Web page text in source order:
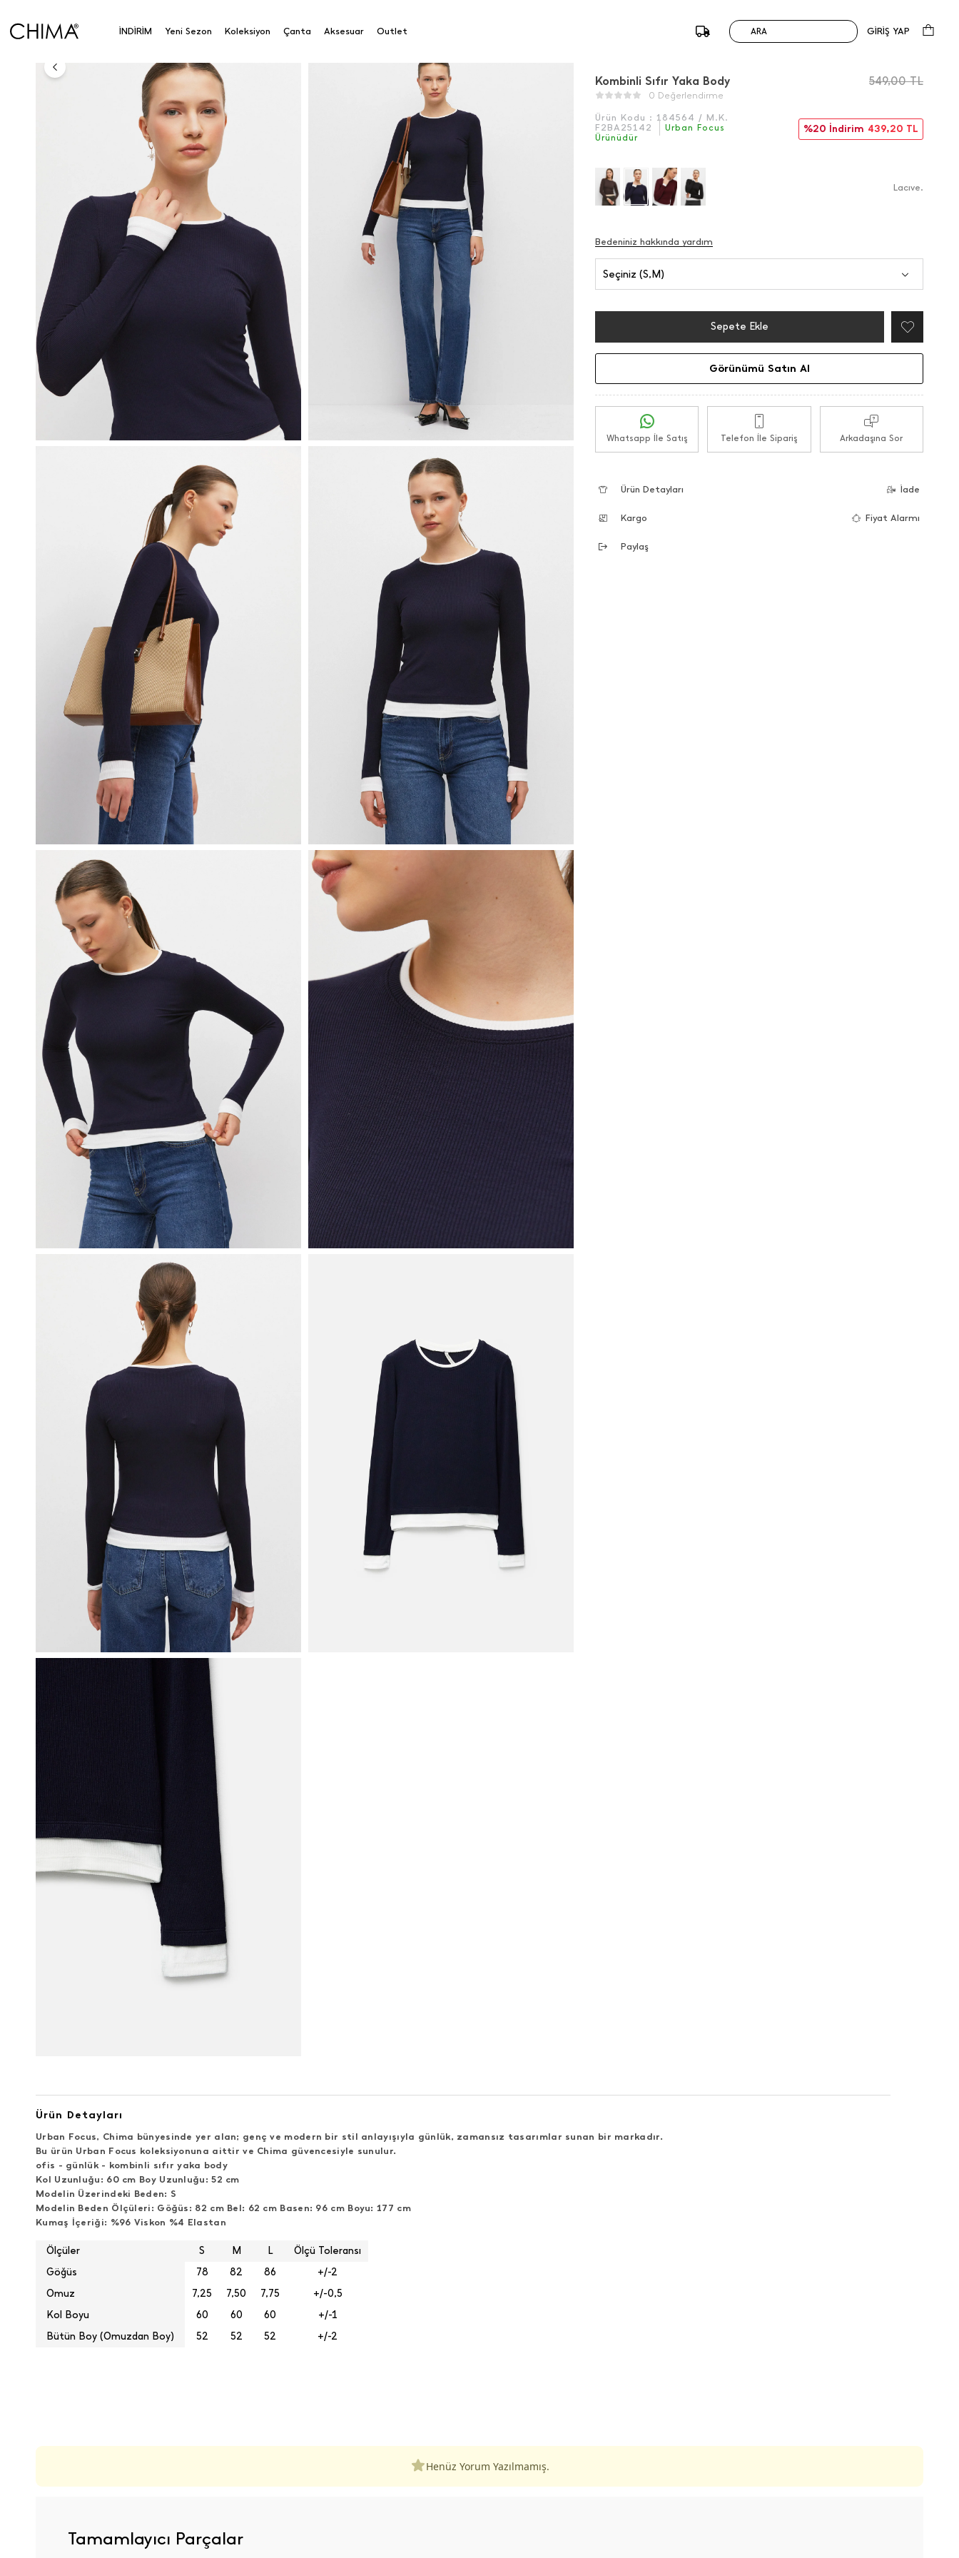
İNDİRİM Yeni Sezon Koleksiyon Çanta Aksesuar Outlet ARA GİRİŞ YAP
Kombinli Sıfır Yaka Body
Kombinli Sıfır Yaka Body
0 Değerlendirme
Ürün Kodu : 184564 / M.K.
F2BA25142
Urban Focus
Ürünüdür
549,00TL
%20 İndirim 439,20 TL
Lacıve.
Bedeniniz hakkında yardım
Seçiniz (S,M)
Sepete Ekle
Görünümü Satın Al
Whatsapp İle Satış Telefon İle Sipariş Arkadaşına Sor
Ürün Detayları İade
Kargo Fiyat Alarmı
Paylaş
Ürün Detayları
Urban Focus, Chima bünyesinde yer alan; genç ve modern bir stil anlayışıyla günlük, zamansız tasarımlar sunan bir markadır.
Bu ürün Urban Focus koleksiyonuna aittir ve Chima güvencesiyle sunulur.
ofis - günlük - kombinli sıfır yaka body
Kol Uzunluğu: 60 cm Boy Uzunluğu: 52 cm
Modelin Üzerindeki Beden: S
Modelin Beden Ölçüleri: Göğüs: 82 cm Bel: 62 cm Basen: 96 cm Boyu: 177 cm
Kumaş İçeriği: %96 Viskon %4 Elastan
Ölçüler S M L
Ölçü Toleransı
Göğüs
78 82 86
+/-2
Omuz
7,25 7,50 7,75
+/-0,5
Kol Boyu
60 60 60
+/-1
Bütün Boy (Omuzdan Boy)
52 52 52 +/-2
Henüz Yorum Yazılmamış.
Tamamlayıcı Parçalar